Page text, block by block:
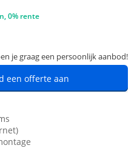
0% rente
je graag een persoonlijk aanbod!
een offerte aan